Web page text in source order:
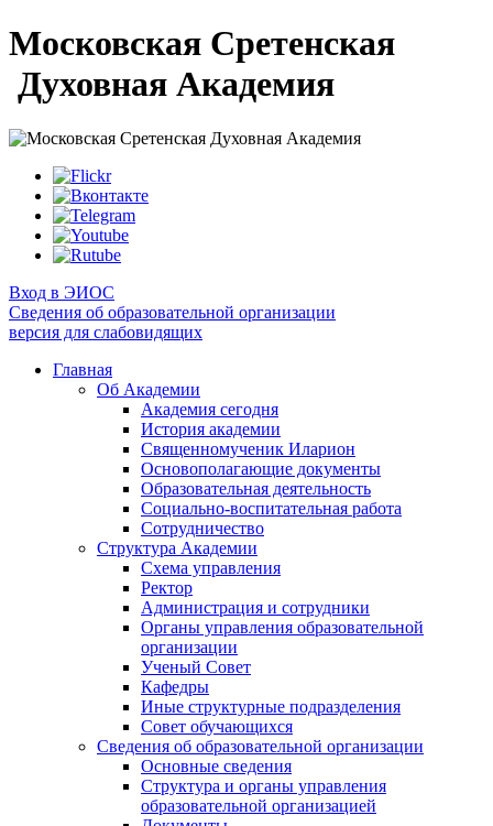
Московская Сретенская
Духовная Академия
Вход в ЭИОС
Сведения об образовательной организации
версия для слабовидящих
Главная
Об Академии
Академия сегодня
История академии
Священномученик Иларион
Основополагающие документы
Образовательная деятельность
Социально-воспитательная работа
Сотрудничество
Структура Академии
Схема управления
Ректор
Администрация и сотрудники
Органы управления образовательной
организации
Ученый Совет
Кафедры
Иные структурные подразделения
Совет обучающихся
Сведения об образовательной организации
Основные сведения
Структура и органы управления
образовательной организацией